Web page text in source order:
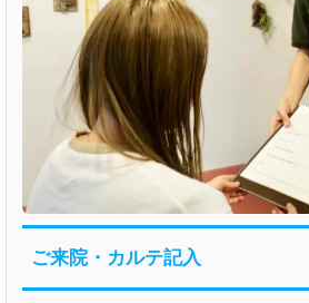
ご来院・カルテ記入